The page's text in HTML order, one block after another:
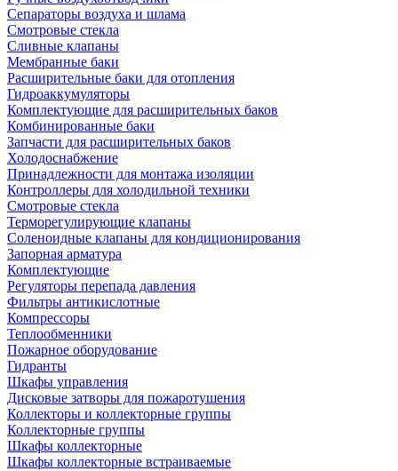
Сепараторы воздуха и шлама
Смотровые стекла
Сливные клапаны
Мембранные баки
Расширительные баки для отопления
Гидроаккумуляторы
Комплектующие для расширительных баков
Комбинированные баки
Запчасти для расширительных баков
Холодоснабжение
Принадлежности для монтажа изоляции
Контроллеры для холодильной техники
Смотровые стекла
Терморегулирующие клапаны
Соленоидные клапаны для кондиционирования
Запорная арматура
Комплектующие
Регуляторы перепада давления
Фильтры антикислотные
Компрессоры
Теплообменники
Пожарное оборудование
Гидранты
Шкафы управления
Дисковые затворы для пожаротушения
Коллекторы и коллекторные группы
Коллекторные группы
Шкафы коллекторные
Шкафы коллекторные встраиваемые